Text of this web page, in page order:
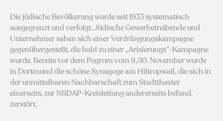
Die jüdische Bevölkerung wurde seit 1933 systematisch
ausge­grenzt und verfolgt. Jüdische Gewerbetreibende und
Unternehmer sahen sich einer Verdrängungs­kampagne
gegenübergestellt, die bald zu einer „Arisierungs”-Kampagne
wurde. Bereits vor dem Pogrom vom 9./10. November wurde
in Dortmund die schöne Synagoge am Hiltropwall, die sich in
der unmittelbaren Nachbarschaft zum Stadttheater
einerseits, zur NSDAP-Kreisleitung andererseits befand,
zerstört.